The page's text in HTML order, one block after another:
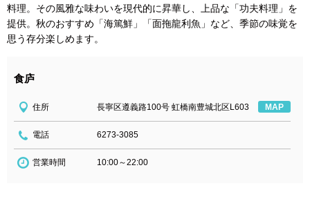
料理。その風雅な味わいを現代的に昇華し、上品な「功夫料理」を
提供。秋のおすすめ「海篤鮮」「面拖龍利魚」など、季節の味覚を
思う存分楽しめます。
食庐
住所 長寧区遵義路100号 虹橋南豊城北区L603 MAP
電話 6273-3085
営業時間 10:00～22:00